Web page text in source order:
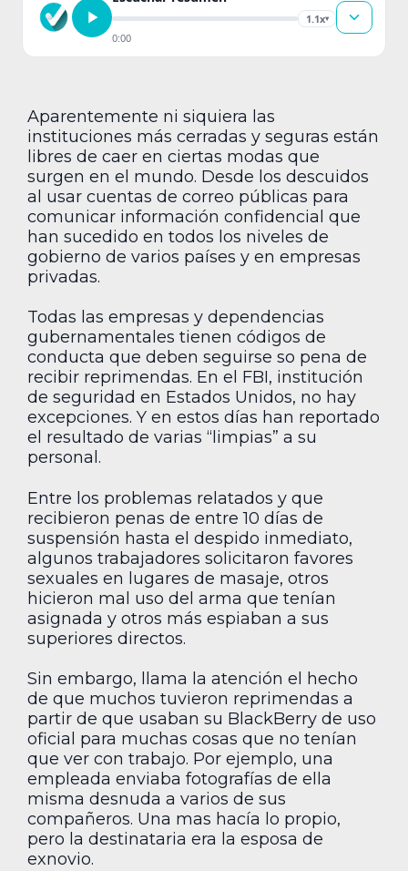
1.1x▾
0:00
Aparentemente ni siquiera las
instituciones más cerradas y seguras están
libres de caer en ciertas modas que
surgen en el mundo. Desde los descuidos
al usar cuentas de correo públicas para
comunicar información confidencial que
han sucedido en todos los niveles de
gobierno de varios países y en empresas
privadas.
Todas las empresas y dependencias
gubernamentales tienen códigos de
conducta que deben seguirse so pena de
recibir reprimendas. En el FBI, institución
de seguridad en Estados Unidos, no hay
excepciones. Y en estos días han reportado
el resultado de varias “limpias” a su
personal.
Entre los problemas relatados y que
recibieron penas de entre 10 días de
suspensión hasta el despido inmediato,
algunos trabajadores solicitaron favores
sexuales en lugares de masaje, otros
hicieron mal uso del arma que tenían
asignada y otros más espiaban a sus
superiores directos.
Sin embargo, llama la atención el hecho
de que muchos tuvieron reprimendas a
partir de que usaban su BlackBerry de uso
oficial para muchas cosas que no tenían
que ver con trabajo. Por ejemplo, una
empleada enviaba fotografías de ella
misma desnuda a varios de sus
compañeros. Una mas hacía lo propio,
pero la destinataria era la esposa de
exnovio.